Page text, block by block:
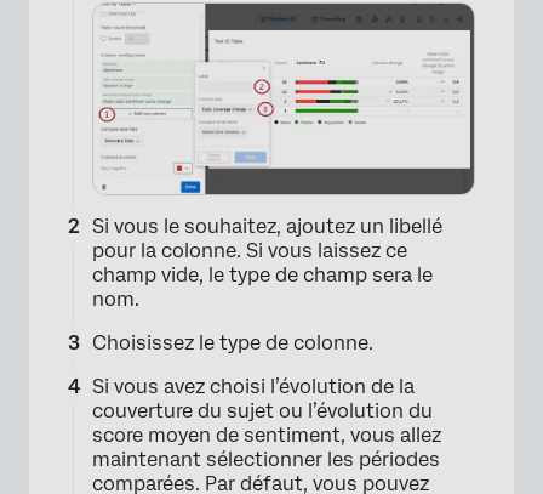
Si vous le souhaitez, ajoutez un libellé
pour la colonne. Si vous laissez ce
champ vide, le type de champ sera le
nom.
Choisissez le type de colonne.
Si vous avez choisi l’évolution de la
couverture du sujet ou l’évolution du
score moyen de sentiment, vous allez
maintenant sélectionner les périodes
comparées. Par défaut, vous pouvez